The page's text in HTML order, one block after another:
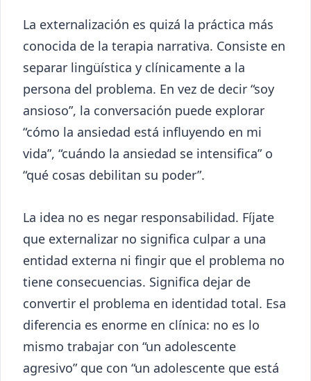
La externalización es quizá la práctica más
conocida de la terapia narrativa. Consiste en
separar lingüística y clínicamente a la
persona del problema. En vez de decir “soy
ansioso”, la conversación puede explorar
“cómo la ansiedad está influyendo en mi
vida”, “cuándo la ansiedad se intensifica” o
“qué cosas debilitan su poder”.
La idea no es negar responsabilidad. Fíjate
que externalizar no significa culpar a una
entidad externa ni fingir que el problema no
tiene consecuencias. Significa dejar de
convertir el problema en identidad total. Esa
diferencia es enorme en clínica: no es lo
mismo trabajar con “un adolescente
agresivo” que con “un adolescente que está